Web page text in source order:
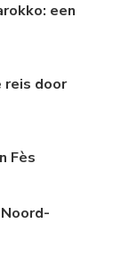
een
reis door
Fès